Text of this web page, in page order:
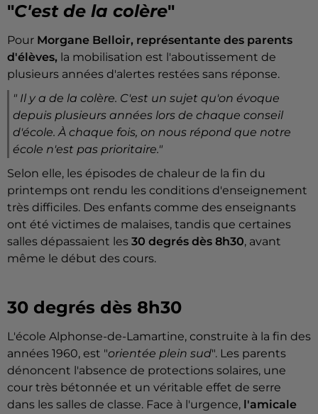
"C'est de la colère"
Pour Morgane Belloir, représentante des parents
d'élèves, la mobilisation est l'aboutissement de
plusieurs années d'alertes restées sans réponse.
" Il y a de la colère. C'est un sujet qu'on évoque
depuis plusieurs années lors de chaque conseil
d'école. À chaque fois, on nous répond que notre
école n'est pas prioritaire."
Selon elle, les épisodes de chaleur de la fin du
printemps ont rendu les conditions d'enseignement
très difficiles. Des enfants comme des enseignants
ont été victimes de malaises, tandis que certaines
salles dépassaient les 30 degrés dès 8h30, avant
même le début des cours.
30 degrés dès 8h30
L'école Alphonse-de-Lamartine, construite à la fin des
années 1960, est "orientée plein sud". Les parents
dénoncent l'absence de protections solaires, une
cour très bétonnée et un véritable effet de serre
dans les salles de classe. Face à l'urgence, l'amicale